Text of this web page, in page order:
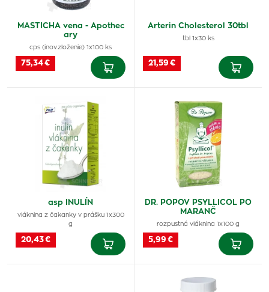
MASTICHA vena - Apothec
ary
cps (inov.zloženie) 1x100 ks
75,34 €
Arterin Cholesterol 30tbl
tbl 1x30 ks
21,59 €
asp INULÍN
vláknina z čakanky v prášku 1x300
g
20,43 €
DR. POPOV PSYLLICOL PO
MARANČ
rozpustná vláknina 1x100 g
5,99 €